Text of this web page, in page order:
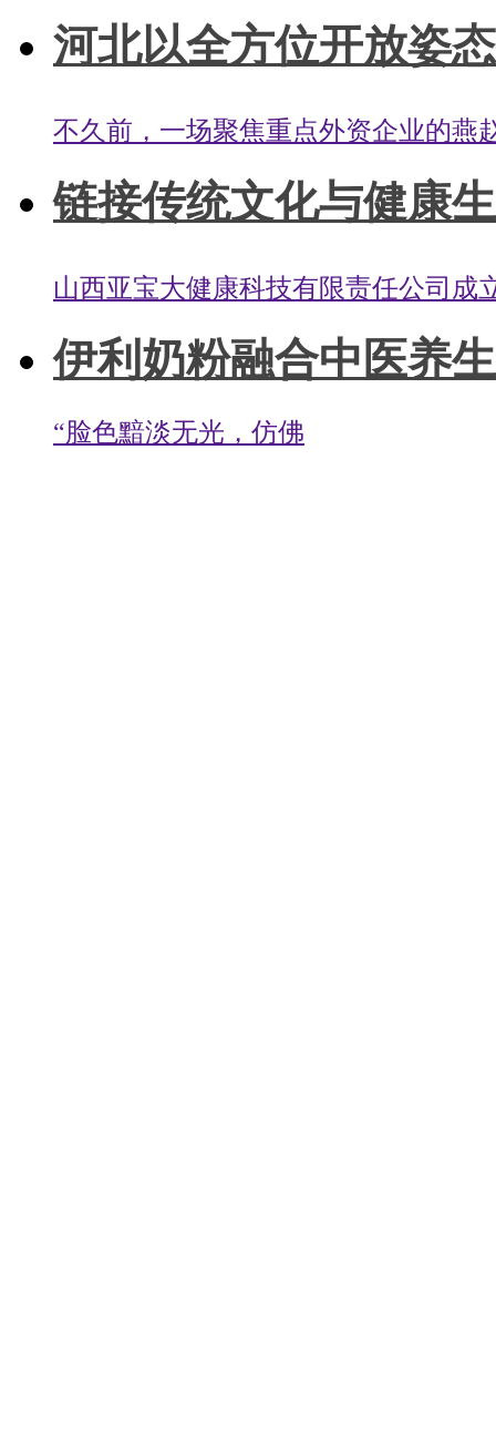
河北以全方位开放姿
不久前，一场聚焦重点外资企业的燕
链接传统文化与健康
山西亚宝大健康科技有限责任公司成
伊利奶粉融合中医养
“脸色黯淡无光，仿佛